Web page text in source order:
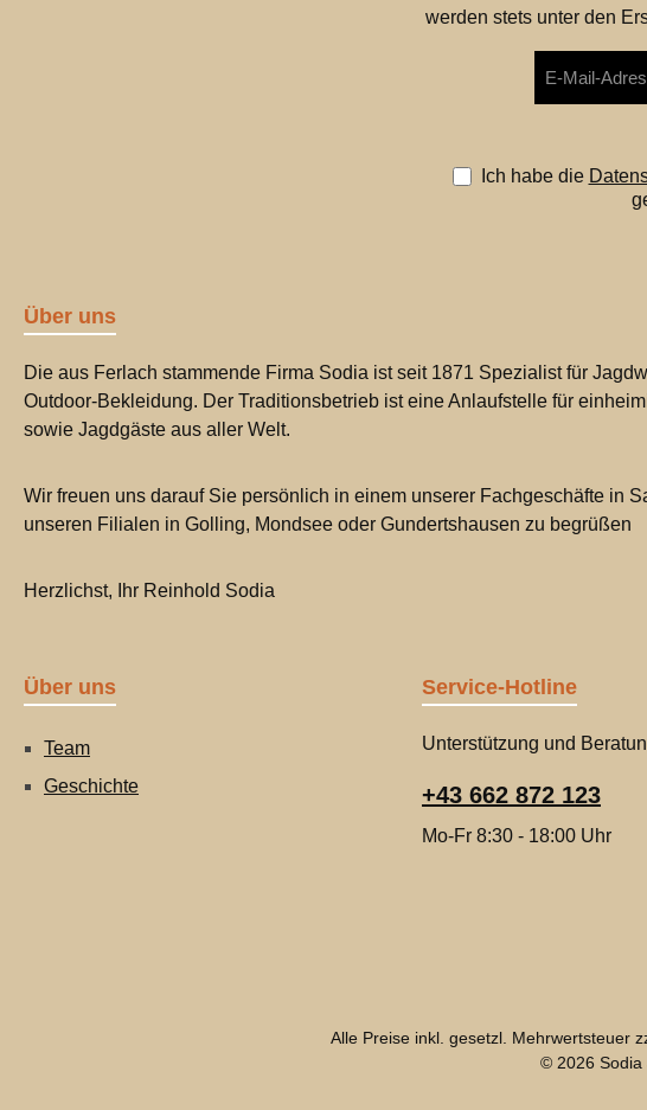
werden stets unter den
Mail-
Ich habe die
Über uns
Die aus Ferlach stammende Firma Sodia ist seit 1871 Spezialist für
Outdoor-Bekleidung. Der Traditionsbetrieb ist eine Anlaufstelle für
sowie Jagdgäste aus aller Welt.
Wir freuen uns darauf Sie persönlich in einem unserer Fachgeschäfte in
unseren Filialen in Golling, Mondsee oder Gundertshausen zu begrüßen
Herzlichst, Ihr Reinhold Sodia
Über uns
Team
Geschichte
Service-Hotline
Unterstützung und
+43 662 872 123
Mo-Fr 8:30 - 18:00 Uhr
Alle Preise inkl. gesetzl. Mehrwertsteuer
© 2026 Sodia